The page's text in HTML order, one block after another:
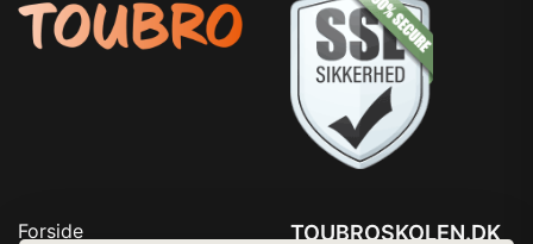
Forside TOUBROSKOLEN.DK